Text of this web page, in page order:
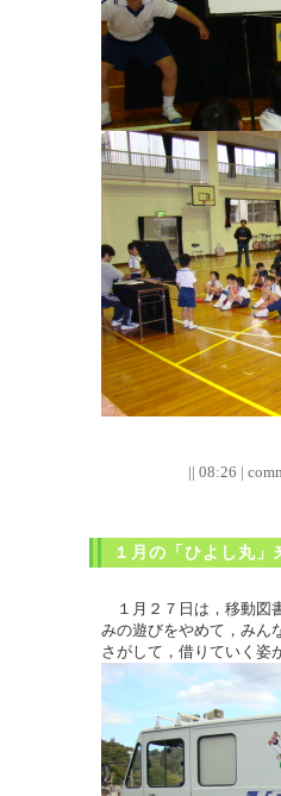
|| 08:26 |
１月の「ひよし丸」
１月２７日は，移動図
みの遊びをやめて，みん
さがして，借りていく姿